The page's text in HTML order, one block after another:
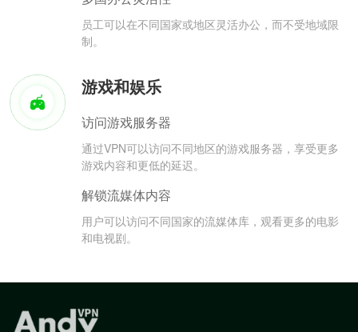
员工可以在不同国家或地区灵活办公，而不受地域限
制。
游戏和娱乐
访问游戏服务器
通过VPN可以访问不同地区的游戏服务器，享受更多
游戏内容和更低的延迟。
解锁流媒体内容
用户可以访问不同国家的流媒体库，观看更多的电影
和电视剧。